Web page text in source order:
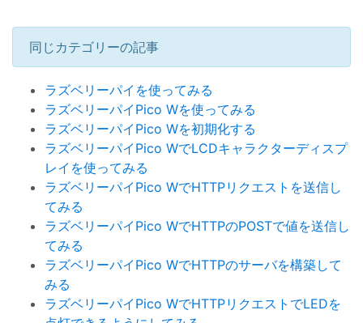
同じカテゴリーの記事
ラズベリーパイを使ってみる
ラズベリーパイPico Wを使ってみる
ラズベリーパイPico Wを初期化する
ラズベリーパイPico WでLCDキャラクターディスプ
レイを使ってみる
ラズベリーパイPico WでHTTPリクエストを送信し
てみる
ラズベリーパイPico WでHTTPのPOSTで値を送信し
てみる
ラズベリーパイPico WでHTTPのサーバを構築して
みる
ラズベリーパイPico WでHTTPリクエストでLEDを